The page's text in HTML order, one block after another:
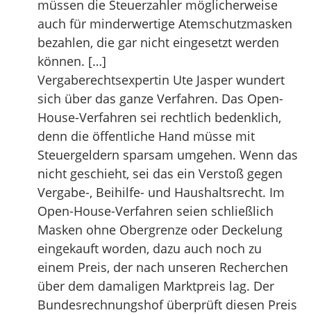
müssen die Steuerzahler möglicherweise
auch für minderwertige Atemschutzmasken
bezahlen, die gar nicht eingesetzt werden
können. […]
Vergaberechtsexpertin Ute Jasper wundert
sich über das ganze Verfahren. Das Open-
House-Verfahren sei rechtlich bedenklich,
denn die öffentliche Hand müsse mit
Steuergeldern sparsam umgehen. Wenn das
nicht geschieht, sei das ein Verstoß gegen
Vergabe-, Beihilfe- und Haushaltsrecht. Im
Open-House-Verfahren seien schließlich
Masken ohne Obergrenze oder Deckelung
eingekauft worden, dazu auch noch zu
einem Preis, der nach unseren Recherchen
über dem damaligen Marktpreis lag. Der
Bundesrechnungshof überprüft diesen Preis